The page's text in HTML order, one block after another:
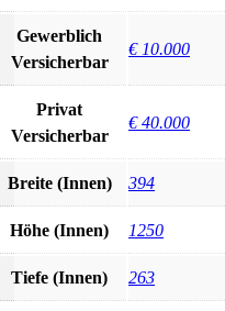
Gewerblich
Versicherbar
€ 10.000
Privat
Versicherbar
€ 40.000
Breite (Innen) 394
Höhe (Innen) 1250
Tiefe (Innen) 263